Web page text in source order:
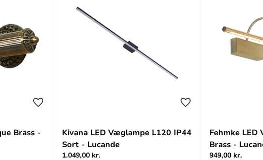
Brass -
Kivana LED Væglampe L120 IP44
Sort - Lucande
1.049,00 kr.
Fehmke
Brass -
949,00 kr.